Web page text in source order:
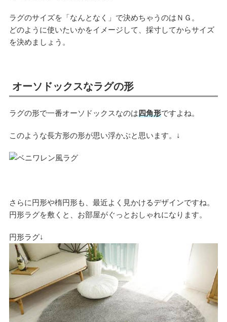
ラグのサイズを「なんとなく」で決めちゃうのはＮＧ。
どのように使いたいかをイメージして、採寸してからサイズ
を決めましょう。
オーソドックスなラグの形
ラグの形で一番オーソドックスなのは四角形ですよね。
このような長方形の形が思い浮かぶと思います。↓
さらに円形や楕円形も、最近よく見かけるデザインですね。
円形ラグを敷くと、お部屋がぐっとおしゃれになります。
円形ラグ↓